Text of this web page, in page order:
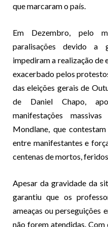
que marcaram o país.
Em Dezembro, pelo
paralisações devido a
impediram a realização de
exacerbado pelos
das eleições gerais de
de Daniel Chapo,
manifestações
Mondlane, que
entre manifestantes e
centenas de mortos,
Apesar da gravidade da
garantiu que os
ameaças ou perseguições
não forem atendidas.